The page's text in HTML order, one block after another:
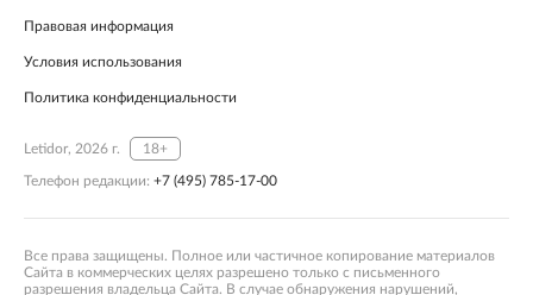
Правовая информация
Условия использования
Политика конфиденциальности
Letidor, 2026 г. 18+
Телефон редакции: +7 (495) 785-17-00
Все права защищены. Полное или частичное копирование материалов
Сайта в коммерческих целях разрешено только с письменного
разрешения владельца Сайта. В случае обнаружения нарушений,